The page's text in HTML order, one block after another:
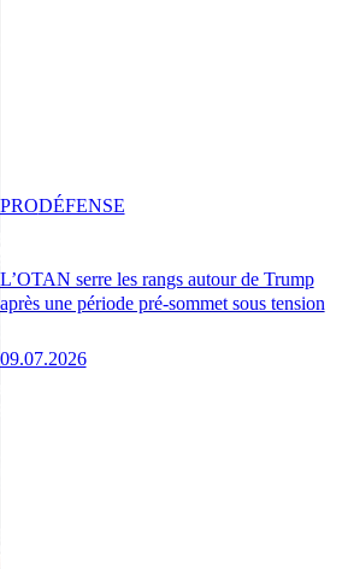
L’OTAN serre les rangs autour de Trump
après une période pré-sommet sous tension
09.07.2026
PRODÉFENSE